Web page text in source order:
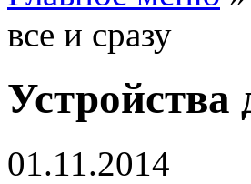
все и сразу
Устройства
01.11.2014